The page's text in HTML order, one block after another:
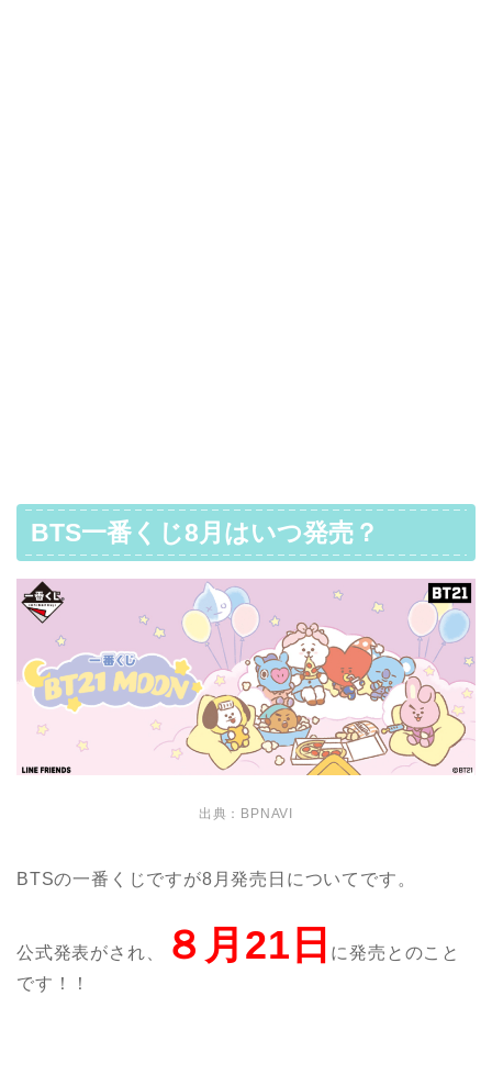
BTS一番くじ8月はいつ発売？
出典：BPNAVI
BTSの一番くじですが8月発売日についてです。
公式発表がされ、 ８月21日 に発売とのこと
です！！